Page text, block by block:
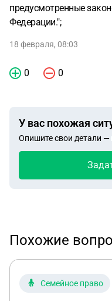
предусмотренные
Федерации.";
18 февраля, 08:03
0 0
У вас похожая
Опишите свои детали —
Похожие
Семейное право